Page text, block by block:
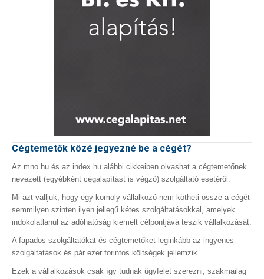
Cégtemetők közé jegyezné be a cégét?
Az mno.hu és az index.hu alábbi cikkeiben olvashat a cégtemetőnek
nevezett (egyébként cégalapítást is végző) szolgáltató esetéről.
Mi azt valljuk, hogy egy komoly vállalkozó nem kötheti össze a cégét
semmilyen szinten ilyen jellegű kétes szolgáltatásokkal, amelyek
indokolatlanul az adóhatóság kiemelt célpontjává teszik vállalkozását.
A fapados szolgáltatókat és cégtemetőket leginkább az ingyenes
szolgáltatások és pár ezer forintos költségek jellemzik.
Ezek a vállalkozások csak így tudnak ügyfelet szerezni, szakmailag